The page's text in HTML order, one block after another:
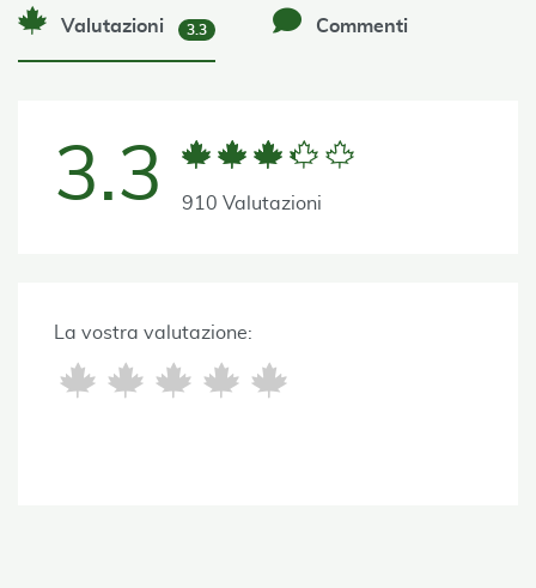
Valutazioni 3.3 Commenti
3.3 910 Valutazioni
La vostra valutazione: